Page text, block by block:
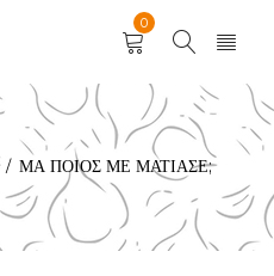
0
/ ΜΑ ΠΟΙΟΣ ΜΕ ΜΑΤΙΑΣΕ;